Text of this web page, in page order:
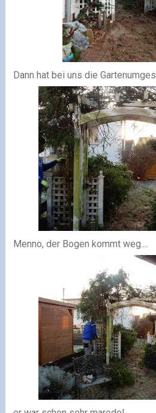
Dann hat bei uns die
Menno, der Bogen kommt weg....